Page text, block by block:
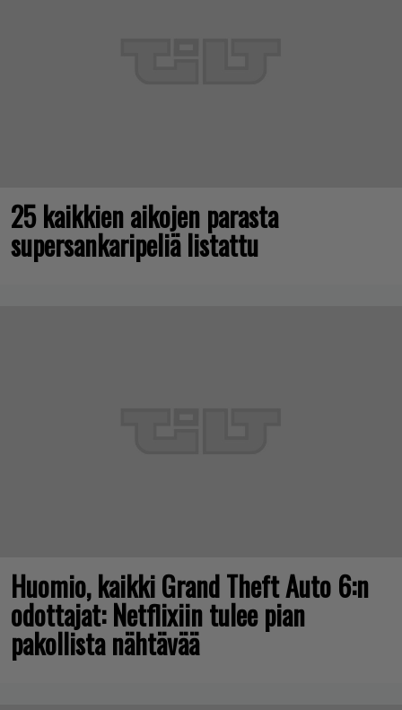
25 kaikkien aikojen parasta
supersankaripeliä listattu
Huomio, kaikki Grand Theft Auto 6:n
odottajat: Netflixiin tulee pian
pakollista nähtävää